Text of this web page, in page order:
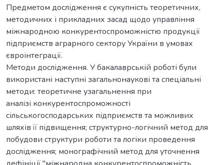
Предметом дослідження є сукупність теоретичних,
методичних і прикладних засад щодо управління
міжнародною конкурентоспроможністю продукції
підприємств аграрного сектору України в умовах
євроінтеграції.
Методи дослідження. У бакалаврській роботі були
використані наступні загальнонаукові та спеціальні
методи: теоретичне узагальнення при
аналізі конкурентоспроможності
сільськогосподарських підприємств та можливих
шляхів її підвищення; структурно-логічний метод для
побудови структури роботи та логіки проведення
дослідження; монографічний метод для уточнення